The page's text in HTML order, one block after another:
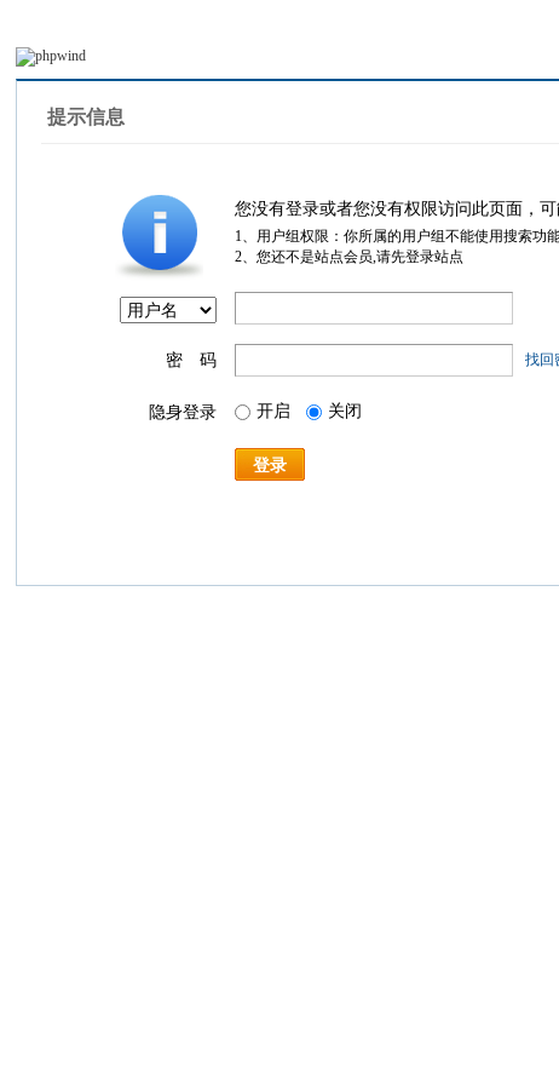
提示信息
您没有登录或者您没有权限访问此页面，
1、用户组权限：你所属的用户组不能使用搜索功
2、您还不是站点会员,请先登录站点
密 码 找回
隐身登录 开启 关闭
登录